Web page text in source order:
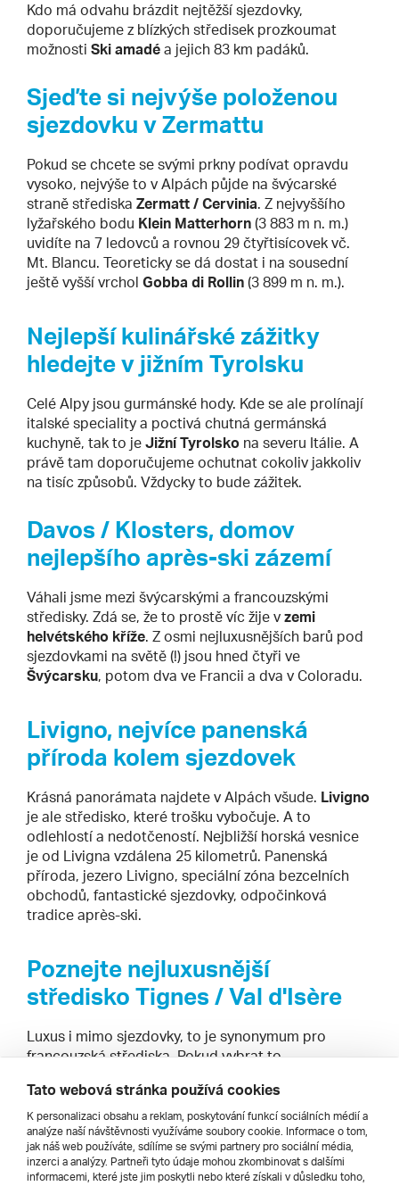
Kdo má odvahu brázdit nejtěžší sjezdovky,
doporučujeme z blízkých středisek prozkoumat
možnosti Ski amadé a jejich 83 km padáků.
Sjeďte si nejvýše položenou
sjezdovku v Zermattu
Pokud se chcete se svými prkny podívat opravdu
vysoko, nejvýše to v Alpách půjde na švýcarské
straně střediska Zermatt / Cervinia. Z nejvyššího
lyžařského bodu Klein Matterhorn (3 883 m n. m.)
uvidíte na 7 ledovců a rovnou 29 čtyřtisícovek vč.
Mt. Blancu. Teoreticky se dá dostat i na sousední
ještě vyšší vrchol Gobba di Rollin (3 899 m n. m.).
Nejlepší kulinářské zážitky
hledejte v jižním Tyrolsku
Celé Alpy jsou gurmánské hody. Kde se ale prolínají
italské speciality a poctivá chutná germánská
kuchyně, tak to je Jižní Tyrolsko na severu Itálie. A
právě tam doporučujeme ochutnat cokoliv jakkoliv
na tisíc způsobů. Vždycky to bude zážitek.
Davos / Klosters, domov
nejlepšího après-ski zázemí
Váhali jsme mezi švýcarskými a francouzskými
středisky. Zdá se, že to prostě víc žije v zemi
helvétského kříže. Z osmi nejluxusnějších barů pod
sjezdovkami na světě (!) jsou hned čtyři ve
Švýcarsku, potom dva ve Francii a dva v Coloradu.
Livigno, nejvíce panenská
příroda kolem sjezdovek
Krásná panorámata najdete v Alpách všude. Livigno
je ale středisko, které trošku vybočuje. A to
odlehlostí a nedotčeností. Nejbližší horská vesnice
je od Livigna vzdálena 25 kilometrů. Panenská
příroda, jezero Livigno, speciální zóna bezcelních
obchodů, fantastické sjezdovky, odpočinková
tradice après-ski.
Poznejte nejluxusnější
středisko Tignes / Val d'Isère
Luxus i mimo sjezdovky, to je synonymum pro
francouzská střediska. Pokud vybrat to
služby pro fajnšmekry: dva velké snowparky a U-
rampa, telemarkové lyžování, jízdy se psím
spřežením po zamrzlém jezeře v Tignes, možnost
potápění pod ledem, skijöring, vyhlídkové lety
vrtulníkem, paragliding, jízdy na sněžném skútru,
Tato webová stránka používá cookies
K personalizaci obsahu a reklam, poskytování funkcí sociálních médií a
analýze naší návštěvnosti využíváme soubory cookie. Informace o tom,
jak náš web používáte, sdílíme se svými partnery pro sociální média,
inzerci a analýzy. Partneři tyto údaje mohou zkombinovat s dalšími
informacemi, které jste jim poskytli nebo které získali v důsledku toho,